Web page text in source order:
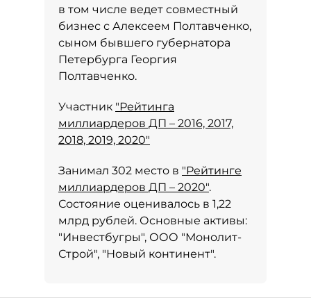
в том числе ведет совместный
бизнес с Алексеем Полтавченко,
сыном бывшего губернатора
Петербурга Георгия
Полтавченко.
Участник "Рейтинга
миллиардеров ДП – 2016, 2017,
2018, 2019, 2020"
Занимал 302 место в "Рейтинге
миллиардеров ДП – 2020".
Состояние оценивалось в 1,22
млрд рублей. Основные активы:
"Инвестбугры", ООО "Монолит-
Строй", "Новый континент".